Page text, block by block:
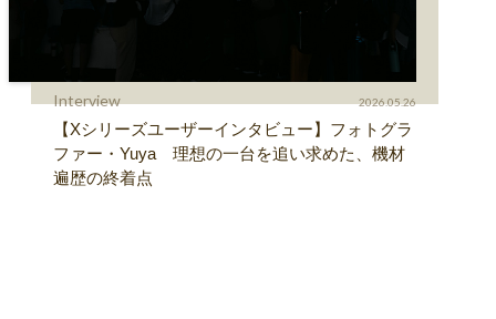
Interview 2026.05.26
【Xシリーズユーザーインタビュー】フォトグラ
ファー・Yuya 理想の一台を追い求めた、機材
遍歴の終着点